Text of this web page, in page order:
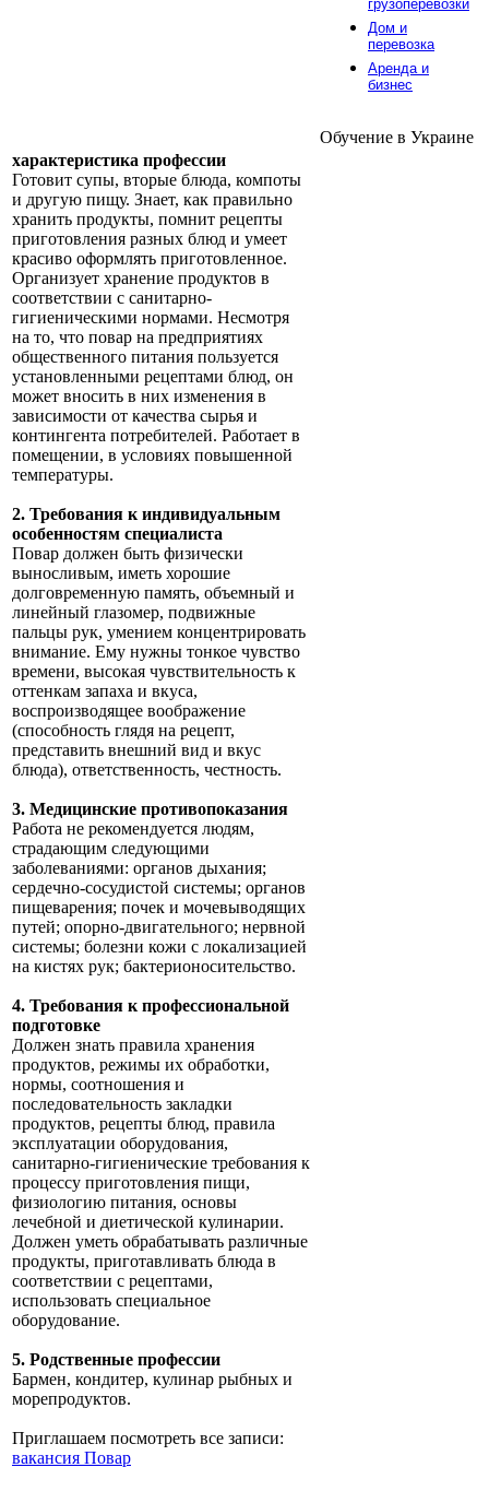
характеристика профессии
Готовит супы, вторые блюда, компоты
и другую пищу. Знает, как правильно
хранить продукты, помнит рецепты
приготовления разных блюд и умеет
красиво оформлять приготовленное.
Организует хранение продуктов в
соответствии с санитарно-
гигиеническими нормами. Несмотря
на то, что повар на предприятиях
общественного питания пользуется
установленными рецептами блюд, он
может вносить в них изменения в
зависимости от качества сырья и
контингента потребителей. Работает в
помещении, в условиях повышенной
температуры.
2. Требования к индивидуальным
особенностям специалиста
Повар должен быть физически
выносливым, иметь хорошие
долговременную память, объемный и
линейный глазомер, подвижные
пальцы рук, умением концентрировать
внимание. Ему нужны тонкое чувство
времени, высокая чувствительность к
оттенкам запаха и вкуса,
воспроизводящее воображение
(способность глядя на рецепт,
представить внешний вид и вкус
блюда), ответственность, честность.
3. Медицинские противопоказания
Работа не рекомендуется людям,
страдающим следующими
заболеваниями: органов дыхания;
сердечно-сосудистой системы; органов
пищеварения; почек и мочевыводящих
путей; опорно-двигательного; нервной
системы; болезни кожи с локализацией
на кистях рук; бактерионосительство.
4. Требования к профессиональной
подготовке
Должен знать правила хранения
продуктов, режимы их обработки,
нормы, соотношения и
последовательность закладки
продуктов, рецепты блюд, правила
эксплуатации оборудования,
санитарно-гигиенические требования к
процессу приготовления пищи,
физиологию питания, основы
лечебной и диетической кулинарии.
Должен уметь обрабатывать различные
продукты, приготавливать блюда в
соответствии с рецептами,
использовать специальное
оборудование.
5. Родственные профессии
Бармен, кондитер, кулинар рыбных и
морепродуктов.
Приглашаем посмотреть все записи:
вакансия Повар
грузоперевозки
Дом и
перевозка
Аренда и
бизнес
Обучение в Украине